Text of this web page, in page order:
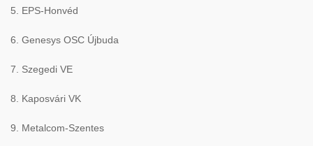
5. EPS-Honvéd
6. Genesys OSC Újbuda
7. Szegedi VE
8. Kaposvári VK
9. Metalcom-Szentes